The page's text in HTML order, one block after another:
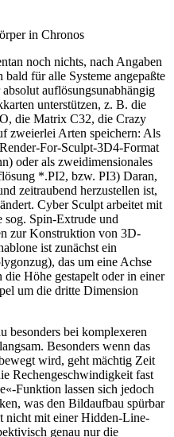
in Chronos
noch nichts, nach Angaben
für alle Systeme angepaßte
auflösungsunabhängig
unterstützen, z. B. die
die Matrix C32, die Crazy
zweierlei Arten speichern: Als
For-Sculpt-3D4-Format
oder als zweidimensionales
*.PI2, bzw. PI3) Daran,
zeitraubend herzustellen ist,
Cyber Sculpt arbeitet mit
sog. Spin-Extrude und
zur Konstruktion von 3D-
ist zunächst ein
das um eine Achse
Höhe gestapelt oder in einer
um die dritte Dimension
besonders bei komplexeren
Besonders wenn das
wird, geht mächtig Zeit
Rechengeschwindigkeit fast
Funktion lassen sich jedoch
was den Bildaufbau spürbar
nicht mit einer Hidden-Line-
genau nur die